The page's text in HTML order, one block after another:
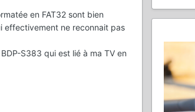
en FAT32 sont bien
effectivement ne reconnait pas
S383 qui est lié à ma TV en